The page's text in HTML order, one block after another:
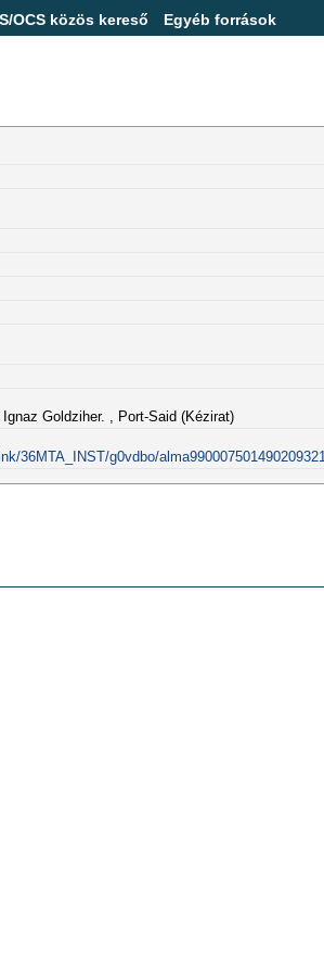
OCS közös kereső Egyéb források
Goldziher. , Port-Said (Kézirat)
36MTA_INST/g0vdbo/alma990007501490209321